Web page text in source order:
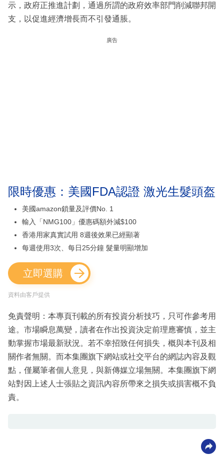
示，政府正推進計劃，通過所謂的政府效率部門削減聯邦開
支，以促進經濟增長而不引發通脹。
廣告
限時優惠：美國FDA認證 激光生髮頭盔
美國amazon鎖量及評價No. 1
輸入「NMG100」優惠碼額外減$100
香港用家真實試用 8週後效果已經顯著
每週使用3次、每日25分鐘 髮量明顯增加
立即選購
資料由客戶提供
免責聲明：本專頁刊載的所有投資分析技巧，只可作參考用
途。市場瞬息萬變，讀者在作出投資決定前理應審慎，並主
動掌握市場最新狀況。若不幸招致任何損失，概與本刊及相
關作者無關。而本集團旗下網站或社交平台的網誌內容及觀
點，僅屬筆者個人意見，與新傳媒立場無關。本集團旗下網
站對因上述人士張貼之資訊內容所帶來之損失或損害概不負
責。